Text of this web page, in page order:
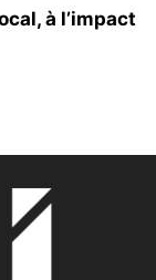
à l’impact